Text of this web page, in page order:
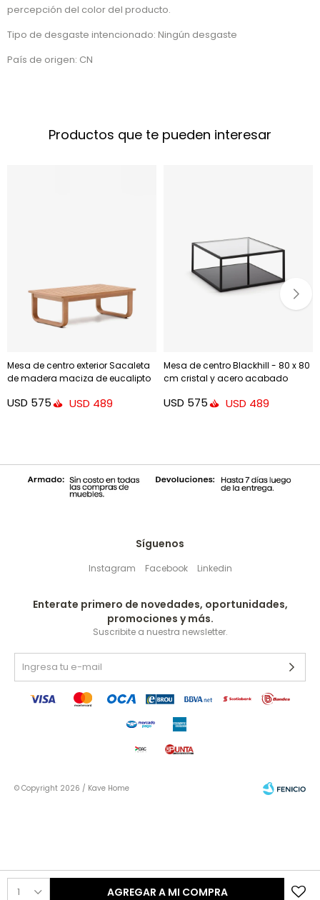
1 AGREGAR A MI COMPRA
percepción del color del producto.
Tipo de desgaste intencionado: Ningún desgaste
País de origen: CN
Productos que te pueden interesar
Mesa de centro exterior Sacaleta
de madera maciza de eucalipto
USD 575 USD 489
Mesa de centro Blackhill - 80 x 80
cm cristal y acero acabado
USD 575 USD 489
Síguenos
Instagram Facebook Linkedin
Enterate primero de novedades, oportunidades,
promociones y más.
Suscribite a nuestra newsletter.
© Copyright 2026 / Kave Home